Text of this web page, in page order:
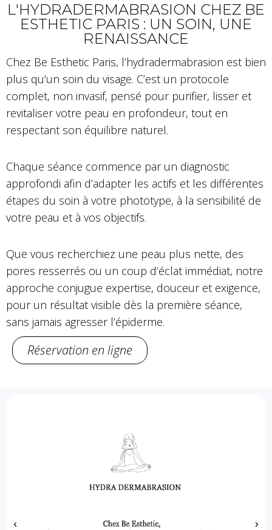
L'HYDRADERMABRASION CHEZ BE
ESTHETIC PARIS : UN SOIN, UNE
RENAISSANCE
Chez Be Esthetic Paris, l’hydradermabrasion est bien
plus qu’un soin du visage. C’est un protocole
complet, non invasif, pensé pour purifier, lisser et
revitaliser votre peau en profondeur, tout en
respectant son équilibre naturel.
Chaque séance commence par un diagnostic
approfondi afin d’adapter les actifs et les différentes
étapes du soin à votre phototype, à la sensibilité de
votre peau et à vos objectifs.
Que vous recherchiez une peau plus nette, des
pores resserrés ou un coup d’éclat immédiat, notre
approche conjugue expertise, douceur et exigence,
pour un résultat visible dès la première séance,
sans jamais agresser l’épiderme.
Réservation en ligne